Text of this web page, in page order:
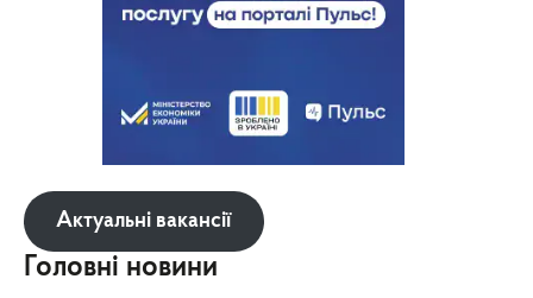
Актуальні вакансії
Головні новини